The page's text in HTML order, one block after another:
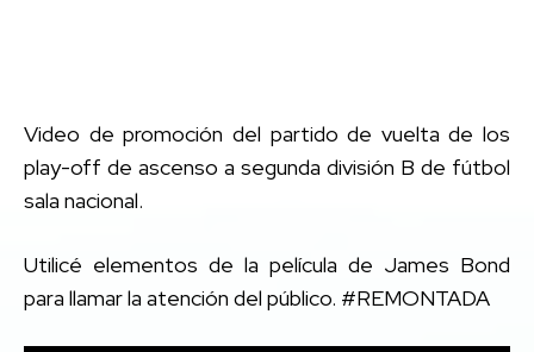
Video de promoción del partido de vuelta de los
play-off de ascenso a segunda división B de fútbol
sala nacional.
Utilicé elementos de la película de James Bond
para llamar la atención del público. #REMONTADA